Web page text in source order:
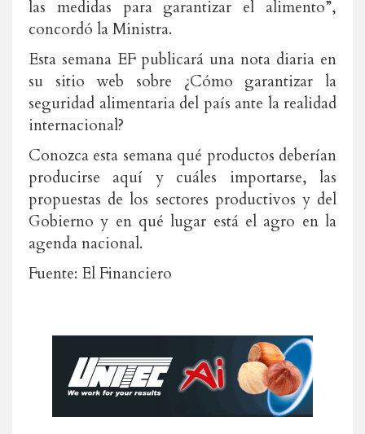
las medidas para garantizar el alimento”,
concordó la Ministra.
Esta semana EF publicará una nota diaria en
su sitio web sobre ¿Cómo garantizar la
seguridad alimentaria del país ante la realidad
internacional?
Conozca esta semana qué productos deberían
producirse aquí y cuáles importarse, las
propuestas de los sectores productivos y del
Gobierno y en qué lugar está el agro en la
agenda nacional.
Fuente: El Financiero